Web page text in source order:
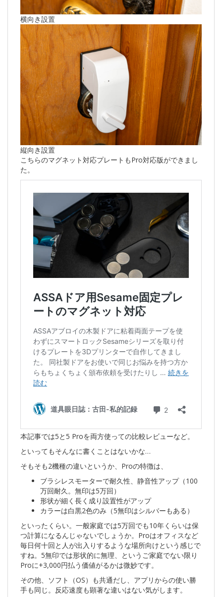
横向き設置
縦向き設置
こちらのマグネット対応プレートもPro対応版ができまし
た。
本記事では5と5 Proを両方使っての比較レビューなど。
といってもそんなに書くことはないかな…
そもそも2機種の違いというか、Proの特徴は、
ブラシレスモーターで耐久性、静音性アップ（100
万回耐久。無印は5万回）
形状が細く長く成り設置性がアップ
カラーは白黒2色のみ（5無印はシルバーもある）
といったくらい。一般家庭では5万回でも10年くらいは保
つ計算になるんじゃないでしょうか。Proはオフィスなど
毎日何十回と人が出入りするような場所向けという感じで
すね。5無印では形状的に無理、というご家庭でない限り
Proに+3,000円払う価値がるかは微妙です。
その他、ソフト（OS）も共通だし、アプリからの使い勝
手も同じ。反応速度も顕著な違いはない気がします。